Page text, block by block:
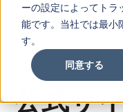
ーの設定によってトラ
能です。当社では最小
す。
同意する
Jun 28, 2025
公式サ